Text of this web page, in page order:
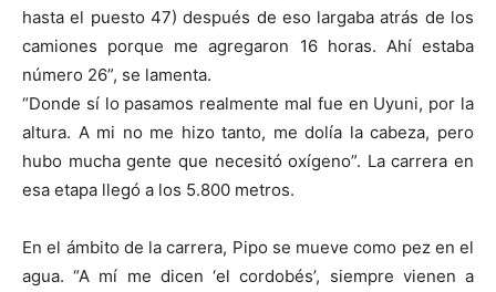
hasta el puesto 47) después de eso largaba atrás de los
camiones porque me agregaron 16 horas. Ahí estaba
número 26”, se lamenta.
“Donde sí lo pasamos realmente mal fue en Uyuni, por la
altura. A mi no me hizo tanto, me dolía la cabeza, pero
hubo mucha gente que necesitó oxígeno”. La carrera en
esa etapa llegó a los 5.800 metros.
En el ámbito de la carrera, Pipo se mueve como pez en el
agua. “A mí me dicen ‘el cordobés’, siempre vienen a